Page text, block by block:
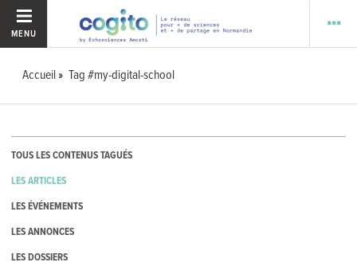
MENU
Accueil Tag #my-digital-school
TOUS LES CONTENUS TAGUÉS
LES ARTICLES
LES ÉVÉNEMENTS
LES ANNONCES
LES DOSSIERS